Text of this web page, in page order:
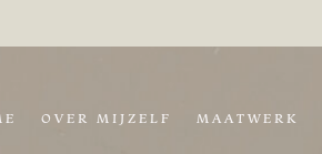
OVER MIJZELF MAATWERK